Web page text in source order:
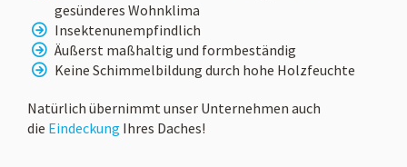
gesünderes Wohnklima
Insektenunempfindlich
Äußerst maßhaltig und formbeständig
Keine Schimmelbildung durch hohe Holzfeuchte
Natürlich übernimmt unser Unternehmen auch
die Eindeckung Ihres Daches!